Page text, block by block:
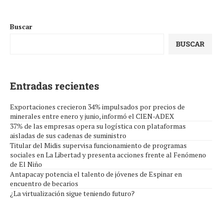
Buscar
BUSCAR
Entradas recientes
Exportaciones crecieron 34% impulsados por precios de
minerales entre enero y junio, informó el CIEN-ADEX
37% de las empresas opera su logística con plataformas
aisladas de sus cadenas de suministro
Titular del Midis supervisa funcionamiento de programas
sociales en La Libertad y presenta acciones frente al Fenómeno
de El Niño
Antapacay potencia el talento de jóvenes de Espinar en
encuentro de becarios
¿La virtualización sigue teniendo futuro?